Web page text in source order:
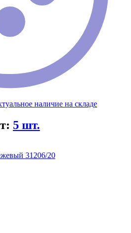
наличие на складе
5 шт.
31206/20